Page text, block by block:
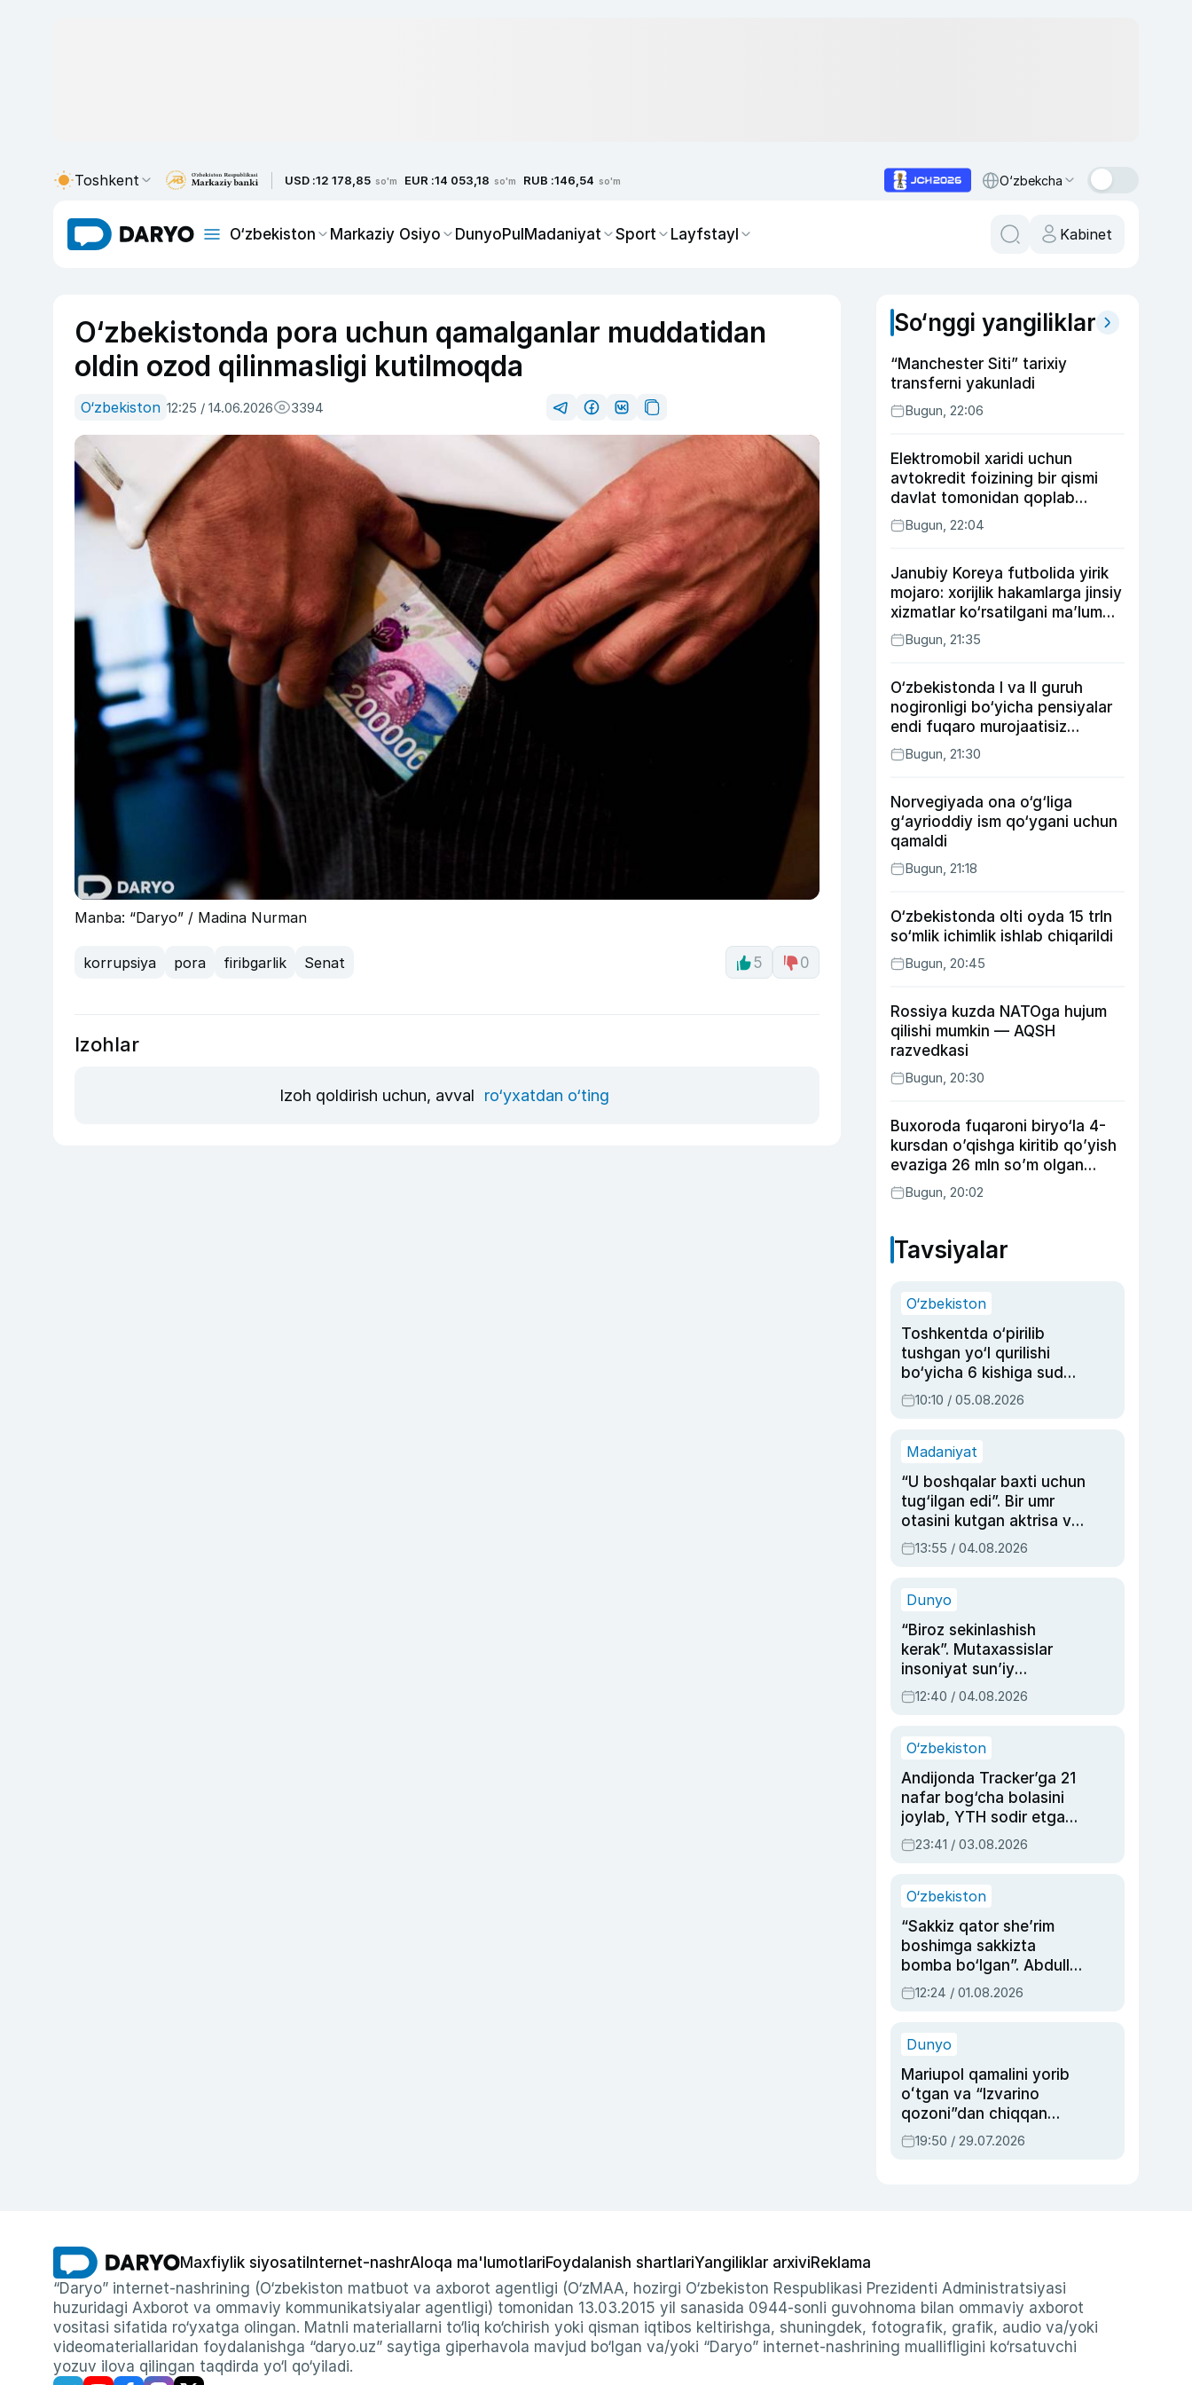
Toshkent USD :12 178,85 so'm EUR :14 053,18 so'm RUB :146,54 so'm O‘zbekcha
O‘zbekiston Markaziy Osiyo DunyoPulMadaniyat Sport Layfstayl Kabinet
O‘zbekistonda pora uchun qamalganlar muddatidan
oldin ozod qilinmasligi kutilmoqda
O‘zbekiston 12:25 / 14.06.2026 3394
Manba: “Daryo” / Madina Nurman
korrupsiya pora firibgarlik Senat 5 0
Izohlar
Izoh qoldirish uchun, avval ro‘yxatdan o‘ting
So‘nggi yangiliklar
“Manchester Siti” tarixiy
transferni yakunladi
Bugun, 22:06
Elektromobil xaridi uchun
avtokredit foizining bir qismi
davlat tomonidan qoplab
berilishi mumkin
Bugun, 22:04
Janubiy Koreya futbolida yirik
mojaro: xorijlik hakamlarga jinsiy
xizmatlar ko‘rsatilgani ma’lum
qilindi
Bugun, 21:35
O‘zbekistonda I va II guruh
nogironligi bo‘yicha pensiyalar
endi fuqaro murojaatisiz
tayinlanishi mumkin
Bugun, 21:30
Norvegiyada ona o‘g‘liga
g‘ayrioddiy ism qo‘ygani uchun
qamaldi
Bugun, 21:18
O‘zbekistonda olti oyda 15 trln
so‘mlik ichimlik ishlab chiqarildi
Bugun, 20:45
Rossiya kuzda NATOga hujum
qilishi mumkin — AQSH
razvedkasi
Bugun, 20:30
Buxoroda fuqaroni biryo‘la 4-
kursdan o’qishga kiritib qo’yish
evaziga 26 mln so’m olgan
shaxs ushlandi
Bugun, 20:02
Tavsiyalar
O‘zbekiston
Toshkentda o‘pirilib
tushgan yo‘l qurilishi
bo‘yicha 6 kishiga sud
hukmi o‘qildi
10:10 / 05.08.2026
Madaniyat
“U boshqalar baxti uchun
tug‘ilgan edi”. Bir umr
otasini kutgan aktrisa va
dublyaj ustasi Rimma
Ahmedovaning
13:55 / 04.08.2026
Dunyo
“Biroz sekinlashish
kerak”. Mutaxassislar
insoniyat sun’iy
intellektni boshqara
olmay qolishidan xavotir
12:40 / 04.08.2026
O‘zbekiston
Andijonda Tracker’ga 21
nafar bog‘cha bolasini
joylab, YTH sodir etgan
ayolga sud hukmi o‘qildi
23:41 / 03.08.2026
O‘zbekiston
“Sakkiz qator she’rim
boshimga sakkizta
bomba bo‘lgan”. Abdulla
Oripovni siyosiy
ayblovlardan asrab
12:24 / 01.08.2026
Dunyo
Mariupol qamalini yorib
oʻtgan va “Izvarino
qozoni”dan chiqqan
qahramon — Ukraina
armiyasi bosh
19:50 / 29.07.2026
Maxfiylik siyosati Internet-nashrAloqa ma'lumotlariFoydalanish shartlariYangiliklar arxiviReklama
“Daryo” internet-nashrining (O‘zbekiston matbuot va axborot agentligi (O‘zMAA, hozirgi O‘zbekiston Respublikasi Prezidenti Administratsiyasi
huzuridagi Axborot va ommaviy kommunikatsiyalar agentligi) tomonidan 13.03.2015 yil sanasida 0944-sonli guvohnoma bilan ommaviy axborot
vositasi sifatida ro‘yxatga olingan. Matnli materiallarni to‘liq ko‘chirish yoki qisman iqtibos keltirishga, shuningdek, fotografik, grafik, audio va/yoki
videomateriallaridan foydalanishga “daryo.uz” saytiga giperhavola mavjud bo‘lgan va/yoki “Daryo” internet-nashrining muallifligini ko‘rsatuvchi
yozuv ilova qilingan taqdirda yo‘l qo‘yiladi.